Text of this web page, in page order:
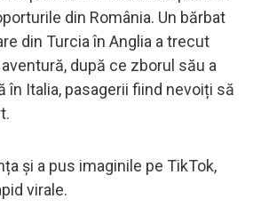
din România. Un bărbat
din Turcia în Anglia a trecut
după ce zborul său a
în Italia, pasagerii fiind nevoiți să
și a pus imaginile pe TikTok,
virale.